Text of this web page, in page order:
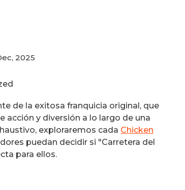
2025
de la exitosa franquicia original, que
acción y diversión a lo largo de una
exploraremos cada Chicken
puedan decidir si "Carretera del
para ellos.